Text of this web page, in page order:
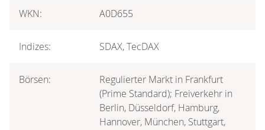
WKN: A0D655
Indizes: SDAX, TecDAX
Börsen:
Regulierter Markt in Frankfurt
(Prime Standard); Freiverkehr in
Berlin, Düsseldorf, Hamburg,
Hannover, München, Stuttgart,